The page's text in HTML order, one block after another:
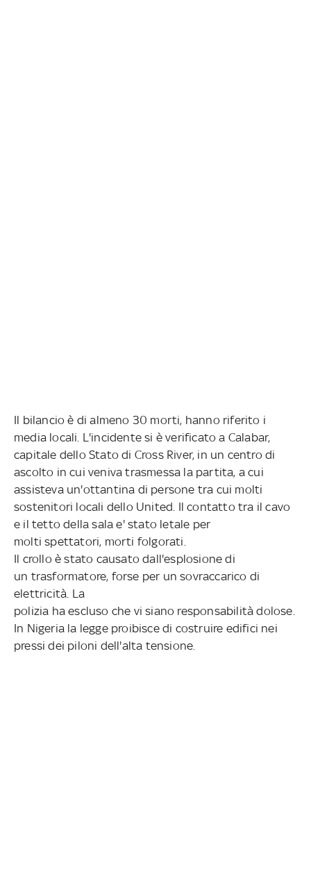
Il bilancio è di almeno 30 morti, hanno riferito i
media locali. L'incidente si è verificato a Calabar,
capitale dello Stato di Cross River, in un centro di
ascolto in cui veniva trasmessa la partita, a cui
assisteva un'ottantina di persone tra cui molti
sostenitori locali dello United. Il contatto tra il cavo
e il tetto della sala e' stato letale per
molti spettatori, morti folgorati.
Il crollo è stato causato dall'esplosione di
un trasformatore, forse per un sovraccarico di
elettricità. La
polizia ha escluso che vi siano responsabilità dolose.
In Nigeria la legge proibisce di costruire edifici nei
pressi dei piloni dell'alta tensione.